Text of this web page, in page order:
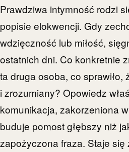
Prawdziwa intymność rodzi
popisie elokwencji. Gdy
wdzięczność lub miłość,
ostatnich dni. Co konkretnie
ta druga osoba, co sprawiło,
i zrozumiany? Opowiedz
komunikacja, zakorzeniona
buduje pomost głębszy niż
zapożyczona fraza. Staje się